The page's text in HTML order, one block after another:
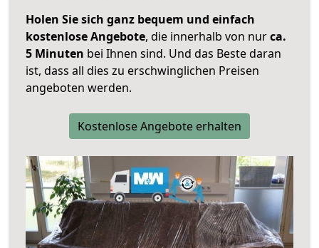
Holen Sie sich ganz bequem und einfach
kostenlose Angebote, die innerhalb von nurca.
5 Minuten bei Ihnen sind. Und das Beste daran
ist, dass all dies zu erschwinglichen Preisen
angeboten werden.
Kostenlose Angebote erhalten